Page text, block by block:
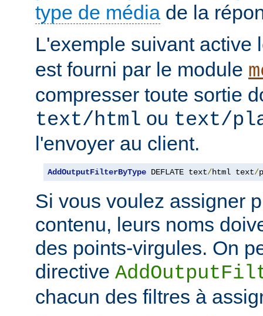
type de média de la
L'exemple suivant active
est fourni par le module
compresser toute sortie
text/html ou text/
l'envoyer au client.
AddOutputFilterByType DEFLATE text/html text/
Si vous voulez assigner
contenu, leurs noms
des points-virgules. On
directive
chacun des filtres à